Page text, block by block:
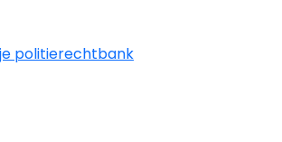
politierechtbank